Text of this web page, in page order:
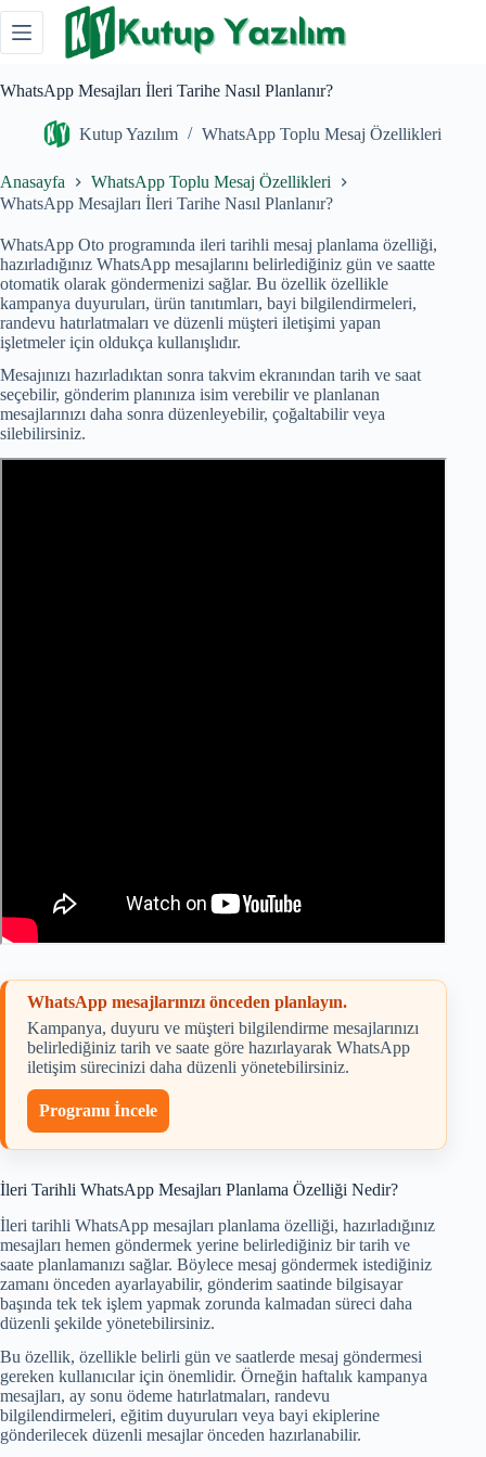
Skip
WhatsApp Mesajları İleri Tarihe Nasıl Planlanır?
Kutup Yazılım WhatsApp Toplu Mesaj Özellikleri
Anasayfa
WhatsApp Toplu Mesaj Özellikleri
WhatsApp Mesajları İleri Tarihe Nasıl Planlanır?
WhatsApp Oto programında ileri tarihli mesaj planlama özelliği,
hazırladığınız WhatsApp mesajlarını belirlediğiniz gün ve saatte
otomatik olarak göndermenizi sağlar. Bu özellik özellikle
kampanya duyuruları, ürün tanıtımları, bayi bilgilendirmeleri,
randevu hatırlatmaları ve düzenli müşteri iletişimi yapan
işletmeler için oldukça kullanışlıdır.
Mesajınızı hazırladıktan sonra takvim ekranından tarih ve saat
seçebilir, gönderim planınıza isim verebilir ve planlanan
mesajlarınızı daha sonra düzenleyebilir, çoğaltabilir veya
silebilirsiniz.
WhatsApp mesajlarınızı önceden planlayın.
Kampanya, duyuru ve müşteri bilgilendirme mesajlarınızı
belirlediğiniz tarih ve saate göre hazırlayarak WhatsApp
iletişim sürecinizi daha düzenli yönetebilirsiniz.
Programı İncele
İleri Tarihli WhatsApp Mesajları Planlama Özelliği Nedir?
İleri tarihli WhatsApp mesajları planlama özelliği, hazırladığınız
mesajları hemen göndermek yerine belirlediğiniz bir tarih ve
saate planlamanızı sağlar. Böylece mesaj göndermek istediğiniz
zamanı önceden ayarlayabilir, gönderim saatinde bilgisayar
başında tek tek işlem yapmak zorunda kalmadan süreci daha
düzenli şekilde yönetebilirsiniz.
Bu özellik, özellikle belirli gün ve saatlerde mesaj göndermesi
gereken kullanıcılar için önemlidir. Örneğin haftalık kampanya
mesajları, ay sonu ödeme hatırlatmaları, randevu
bilgilendirmeleri, eğitim duyuruları veya bayi ekiplerine
gönderilecek düzenli mesajlar önceden hazırlanabilir.